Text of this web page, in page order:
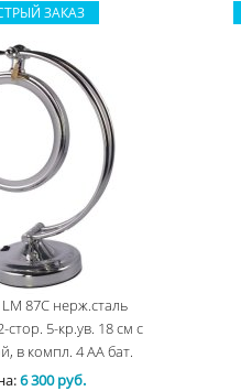
ЗАКАЗ
87C нерж.сталь
стор. 5-кр.ув. 18 см с
в компл. 4 АА бат.
6 300 руб.